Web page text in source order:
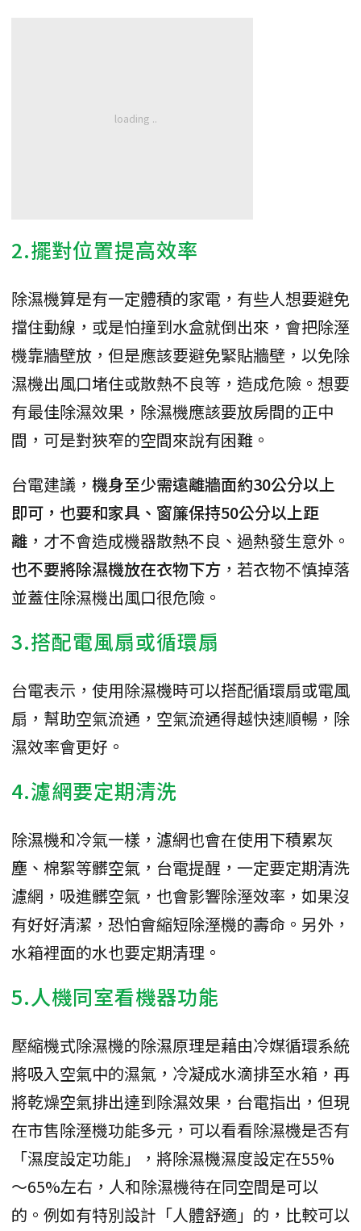
2.擺對位置提高效率
除濕機算是有一定體積的家電，有些人想要避免
擋住動線，或是怕撞到水盒就倒出來，會把除溼
機靠牆壁放，但是應該要避免緊貼牆壁，以免除
濕機出風口堵住或散熱不良等，造成危險。想要
有最佳除濕效果，除濕機應該要放房間的正中
間，可是對狹窄的空間來說有困難。
台電建議， 機身至少需遠離牆面約30公分以上
即可，也要和家具、窗簾保持50公分以上距
離 ，才不會造成機器散熱不良、過熱發生意外。
也不要將除濕機放在衣物下方 ，若衣物不慎掉落
並蓋住除濕機出風口很危險。
3.搭配電風扇或循環扇
台電表示，使用除濕機時可以搭配循環扇或電風
扇，幫助空氣流通，空氣流通得越快速順暢，除
濕效率會更好。
4.濾網要定期清洗
除濕機和冷氣一樣，濾網也會在使用下積累灰
塵、棉絮等髒空氣，台電提醒，一定要定期清洗
濾網，吸進髒空氣，也會影響除溼效率，如果沒
有好好清潔，恐怕會縮短除溼機的壽命。另外，
水箱裡面的水也要定期清理。
5.人機同室看機器功能
壓縮機式除濕機的除濕原理是藉由冷媒循環系統
將吸入空氣中的濕氣，冷凝成水滴排至水箱，再
將乾燥空氣排出達到除濕效果，台電指出，但現
在市售除溼機功能多元，可以看看除濕機是否有
「濕度設定功能」，將除濕機濕度設定在55%
～65%左右，人和除濕機待在同空間是可以
的。例如有特別設計「人體舒適」的，比較可以